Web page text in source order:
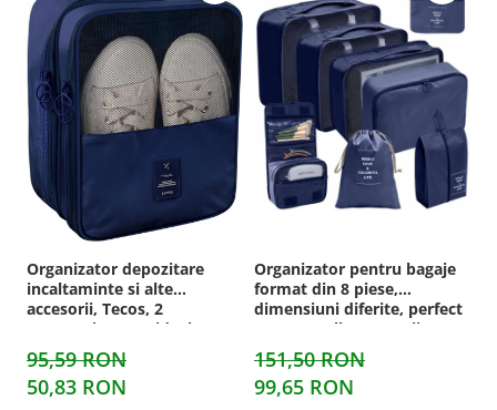
Organizator depozitare
incaltaminte si alte
accesorii, Tecos, 2
compartimente, ideal
pentru troller sau valiza,
dimensiuni 23*13.5*30cm,
rezistent la apa, albastru
95,59 RON
50,83 RON
Organizator pentru bagaje
format din 8 piese,
dimensiuni diferite, perfect
pentru troller sau valiza,
albastru
151,50 RON
99,65 RON